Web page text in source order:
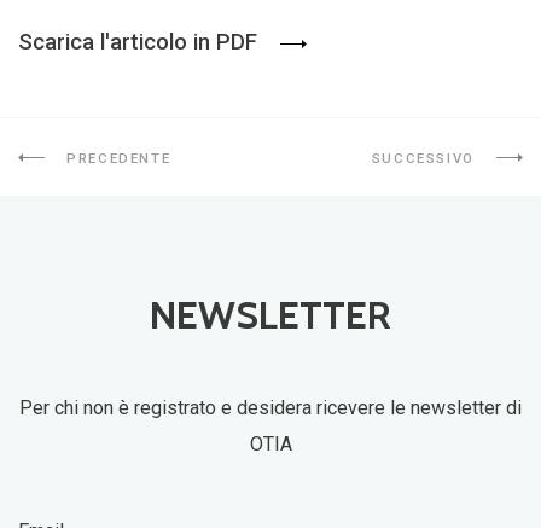
Scarica l'articolo in PDF
PRECEDENTE SUCCESSIVO
NEWSLETTER
Per chi non è registrato e desidera ricevere le newsletter di
OTIA